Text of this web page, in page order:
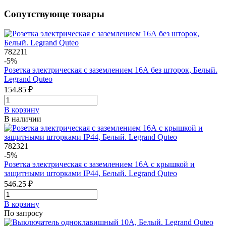
Сопутствующе товары
782211
-5%
Розетка электрическая с заземлением 16А без шторок, Белый.
Legrand Quteo
154.85 ₽
В корзинy
В наличии
782321
-5%
Розетка электрическая с заземлением 16А с крышкой и
защитными шторками IP44, Белый. Legrand Quteo
546.25 ₽
В корзинy
По запросу